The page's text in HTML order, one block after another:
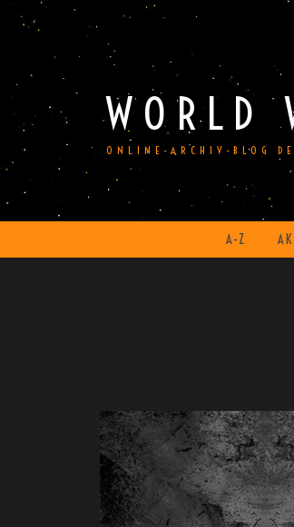
Skip
content
WORLD
ONLINE-ARCHIV-BLOG
A-Z